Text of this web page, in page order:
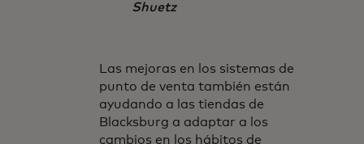
Shuetz
Las mejoras en los sistemas de
punto de venta también están
ayudando a las tiendas de
Blacksburg a adaptar a los
cambios en los hábitos de